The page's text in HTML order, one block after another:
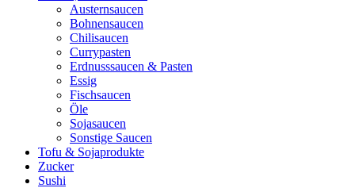
Austernsaucen
Bohnensaucen
Chilisaucen
Currypasten
Erdnusssaucen & Pasten
Essig
Fischsaucen
Öle
Sojasaucen
Sonstige Saucen
Tofu & Sojaprodukte
Zucker
Sushi